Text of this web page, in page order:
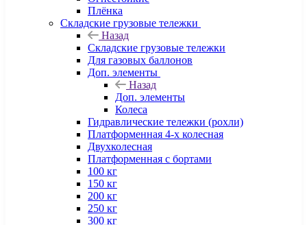
Плёнка
Складские грузовые тележки
Назад
Складские грузовые тележки
Для газовых баллонов
Доп. элементы
Назад
Доп. элементы
Колеса
Гидравлические тележки (рохли)
Платформенная 4-х колесная
Двухколесная
Платформенная с бортами
100 кг
150 кг
200 кг
250 кг
300 кг